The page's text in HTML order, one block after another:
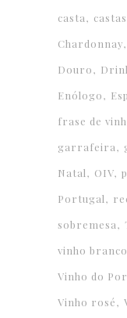
casta
castas
Chardonnay
Douro
Enólogo
frase de
garrafeira
Natal
OIV
Portugal
sobremesa
vinho branco
Vinho do
Vinho rosé